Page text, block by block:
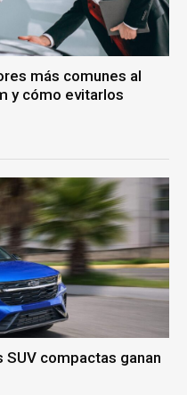
más comunes al
y cómo evitarlos
compactas ganan